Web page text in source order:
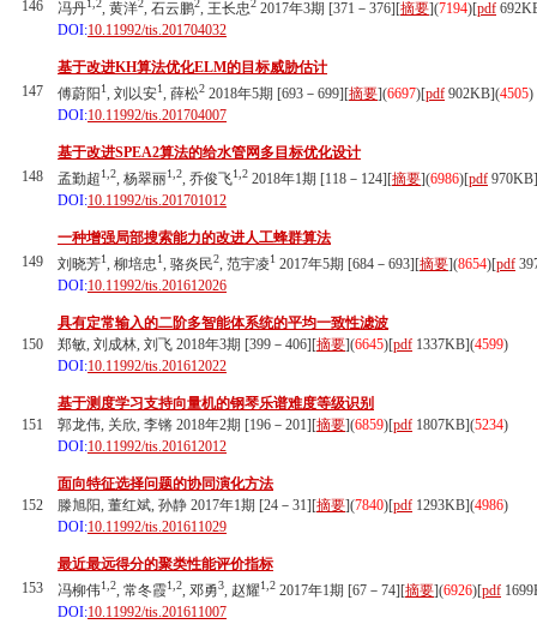
146
冯丹1,2, 黄洋2, 石云鹏2, 王长忠2 2017年3期 [371－376][摘要](7194)[pdf
DOI:10.11992/tis.201704032
147
基于改进KH算法优化ELM的目标威胁估计
傅蔚阳 1, 刘以安1, 薛松2 2018年5期 [693－699][摘要](6697)[pdf 902KB](4505)
DOI:10.11992/tis.201704007
148
基于改进SPEA2算法的给水管网多目标优化设计
孟勤超1,2, 杨翠丽1,2, 乔俊飞1,2 2018年1期 [118－124][摘要](6986)[pdf 970KB]
DOI:10.11992/tis.201701012
149
一种增强局部搜索能力的改进人工蜂群算法
刘晓芳1, 柳培忠1, 骆炎民2, 范宇凌1 2017年5期 [684－693][摘要](8654)[pdf
DOI:10.11992/tis.201612026
150
具有定常输入的二阶多智能体系统的平均一致性滤波
郑敏, 刘成林, 刘飞 2018年3期 [399－406][摘要](6645)[pdf 1337KB](4599)
DOI:10.11992/tis.201612022
151
基于测度学习支持向量机的钢琴乐谱难度等级识别
郭龙伟, 关欣, 李锵 2018年2期 [196－201][摘要](6859)[pdf 1807KB](5234)
DOI:10.11992/tis.201612012
152
面向特征选择问题的协同演化方法
滕旭阳, 董红斌, 孙静 2017年1期 [24－31][摘要](7840)[pdf 1293KB](4986)
DOI:10.11992/tis.201611029
153
最近最远得分的聚类性能评价指标
冯柳伟1,2, 常冬霞1,2, 邓勇3, 赵耀1,2 2017年1期 [67－74][摘要](6926)[pdf
DOI:10.11992/tis.201611007